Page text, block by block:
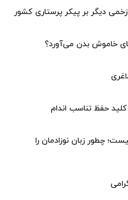
دیگر بر پیکر پرستاری کشور
خاموش بدن می‌آورد؟
حفظ تناسب اندام
چطور زبان نوزادمان را